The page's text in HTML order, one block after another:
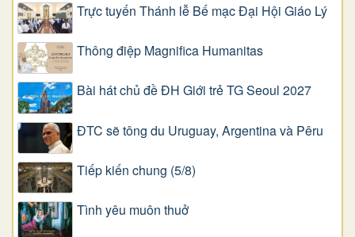
Trực tuyến Thánh lễ Bế mạc Đại Hội Giáo Lý
Thông điệp Magnifica Humanitas
Bài hát chủ đề ĐH Giới trẻ TG Seoul 2027
ĐTC sẽ tông du Uruguay, Argentina và Pêru
Tiếp kiến chung (5/8)
Tình yêu muôn thuở